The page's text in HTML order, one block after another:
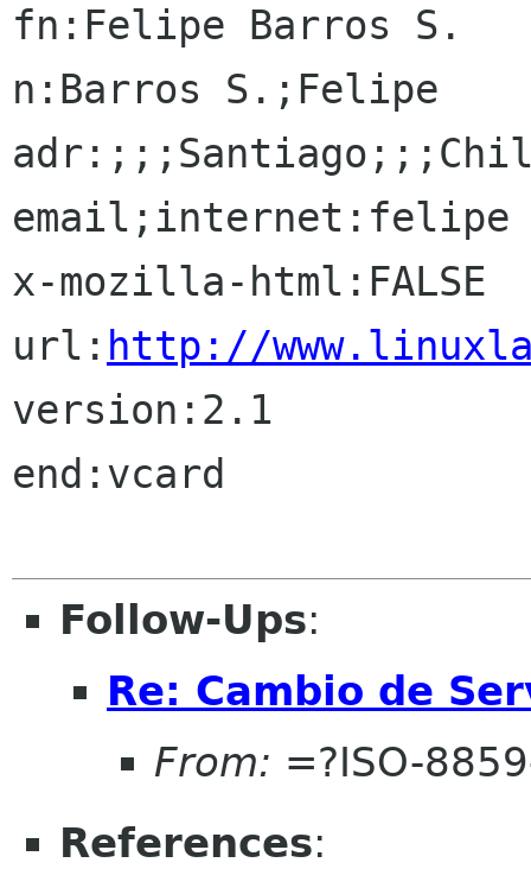
fn:Felipe Barros S.
n:Barros S.;Felipe
x-mozilla-html:FALSE
url: http://
version:2.1
end:vcard
Follow-Ups:
Re: Cambio de
From: =?ISO-
References: